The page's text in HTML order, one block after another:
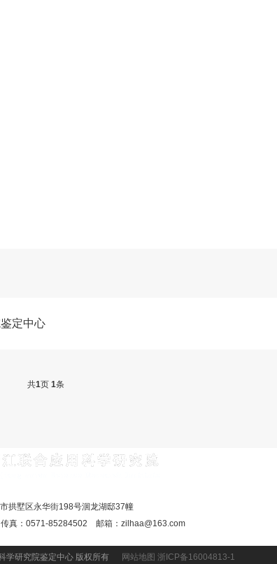
定中心
共1页 1条
拱墅区永华街198号洄龙湖邸37幢
真：0571-85284502 邮箱：zilhaa@163.com
学研究院鉴定中心 版权所有 网站地图 浙ICP备16004813-1